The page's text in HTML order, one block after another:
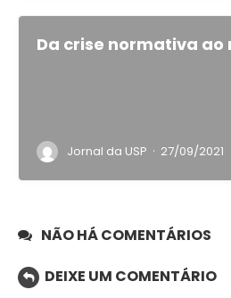
Da crise normativa ao
Jornal da USP · 27/09/2021
NÃO HÁ COMENTÁRIOS
DEIXE UM COMENTÁRIO